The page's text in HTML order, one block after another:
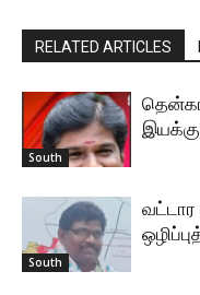
RELATED ARTICLES
South
South